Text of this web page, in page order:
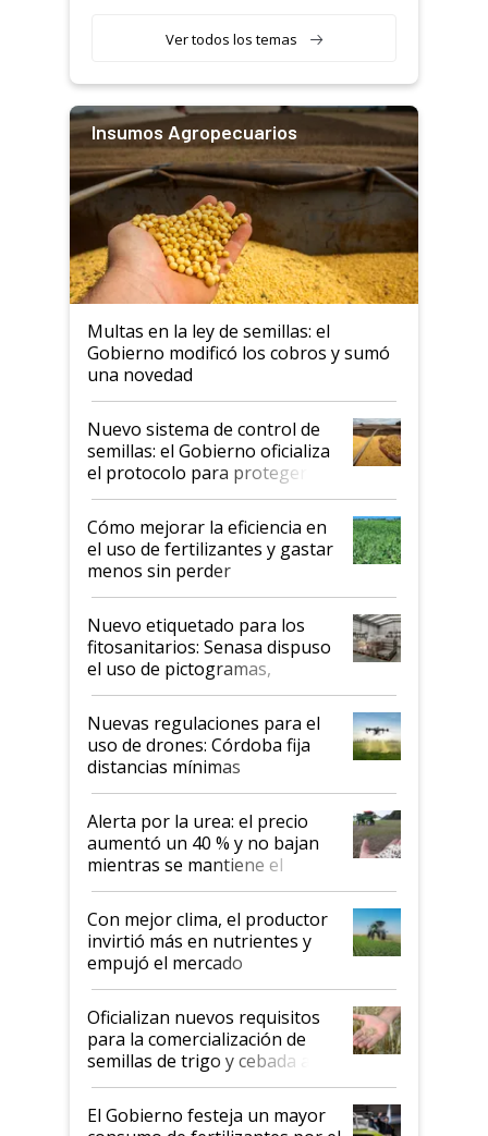
Ver todos los temas
Insumos Agropecuarios
Multas en la ley de semillas: el
Gobierno modificó los cobros y sumó
una novedad
Nuevo sistema de control de
semillas: el Gobierno oficializa
el protocolo para proteger la
propiedad intelectual
Cómo mejorar la eficiencia en
el uso de fertilizantes y gastar
menos sin perder
productividad en la campaña
fina
Nuevo etiquetado para los
fitosanitarios: Senasa dispuso
el uso de pictogramas,
palabras de advertencia e
indicaciones
Nuevas regulaciones para el
uso de drones: Córdoba fija
distancias mínimas
Alerta por la urea: el precio
aumentó un 40 % y no bajan
mientras se mantiene el
conflicto en Medio Oriente
Con mejor clima, el productor
invirtió más en nutrientes y
empujó el mercado
Oficializan nuevos requisitos
para la comercialización de
semillas de trigo y cebada a
granel
El Gobierno festeja un mayor